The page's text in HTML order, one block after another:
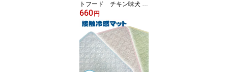
トフード チキン味犬 ド
ッグ フード ウェットフ
ード レトルト 鶏 カラダ
シルク 無添加 国産 SILK
FULL【メール便可】
660 円